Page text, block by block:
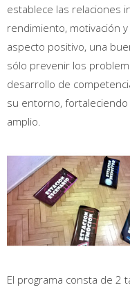
establece las relaciones
rendimiento, motivación
aspecto positivo, una
sólo prevenir los
desarrollo de
su entorno,
amplio.
El programa consta de 2